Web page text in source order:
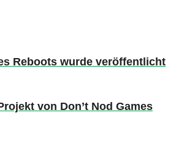
Reboots wurde veröffentlicht
von Don’t Nod Games